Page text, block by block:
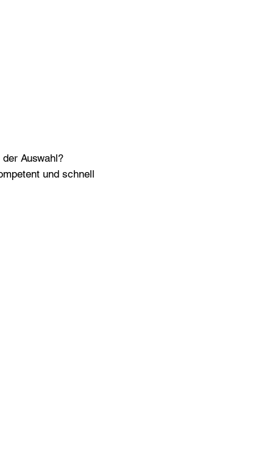
Auswahl?
und schnell